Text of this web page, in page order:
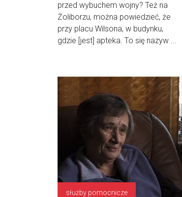
przed wybuchem wojny? Też na
Żoliborzu, można powiedzieć, że
przy placu Wilsona, w budynku,
gdzie [jest] apteka. To się nazyw ...
służby pomocnicze